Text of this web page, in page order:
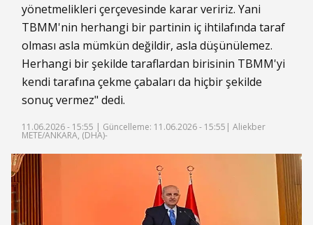
yönetmelikleri çerçevesinde karar veririz. Yani
TBMM'nin herhangi bir partinin iç ihtilafında taraf
olması asla mümkün değildir, asla düşünülemez.
Herhangi bir şekilde taraflardan birisinin TBMM'yi
kendi tarafına çekme çabaları da hiçbir şekilde
sonuç vermez" dedi.
11.06.2026 - 15:55 | Güncelleme: 11.06.2026 - 15:55 | Aliekber
METE/ANKARA, (DHA)-